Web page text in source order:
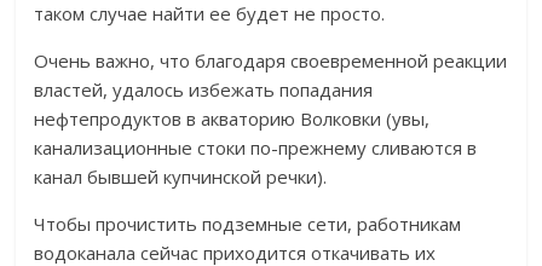
таком случае найти ее будет не просто.
Очень важно, что благодаря своевременной реакции
властей, удалось избежать попадания
нефтепродуктов в акваторию Волковки (увы,
канализационные стоки по-прежнему сливаются в
канал бывшей купчинской речки).
Чтобы прочистить подземные сети, работникам
водоканала сейчас приходится откачивать их